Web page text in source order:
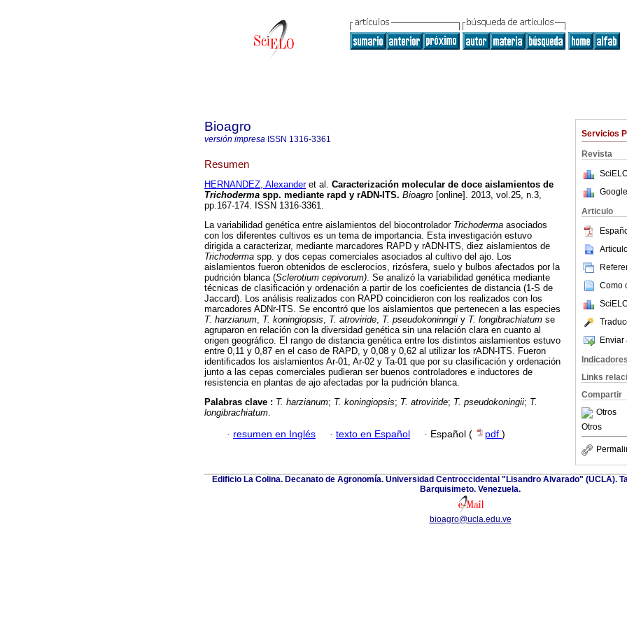
Servicios
Revista
Articulo
Como
Enviar
Links
Compartir
Otros
Otros
Bioagro
versión impresa ISSN 1316-3361
Resumen
HERNANDEZ, Alexanderet al. Caracterización molecular de doce aislamientos de
Trichoderma spp. mediante rapd y rADN-ITS. Bioagro [online]. 2013, vol.25, n.3,
pp.167-174. ISSN 1316-3361.
La variabilidad genética entre aislamientos del biocontrolador Trichoderma asociados
con los diferentes cultivos es un tema de importancia. Esta investigación estuvo
dirigida a caracterizar, mediante marcadores RAPD y rADN-ITS, diez aislamientos de
Trichoderma spp. y dos cepas comerciales asociados al cultivo del ajo. Los
aislamientos fueron obtenidos de esclerocios, rizósfera, suelo y bulbos afectados por la
pudrición blanca (Sclerotium cepivorum). Se analizó la variabilidad genética mediante
técnicas de clasificación y ordenación a partir de los coeficientes de distancia (1-S de
Jaccard). Los análisis realizados con RAPD coincidieron con los realizados con los
marcadores ADNr-ITS. Se encontró que los aislamientos que pertenecen a las especies
T. harzianum, T. koningiopsis, T. atroviride, T. pseudokoninngii y T. longibrachiatum se
agruparon en relación con la diversidad genética sin una relación clara en cuanto al
origen geográfico. El rango de distancia genética entre los distintos aislamientos estuvo
entre 0,11 y 0,87 en el caso de RAPD, y 0,08 y 0,62 al utilizar los rADN-ITS. Fueron
identificados los aislamientos Ar-01, Ar-02 y Ta-01 que por su clasificación y ordenación
junto a las cepas comerciales pudieran ser buenos controladores e inductores de
resistencia en plantas de ajo afectadas por la pudrición blanca.
Palabras clave : T. harzianum; T. koningiopsis; T. atroviride; T. pseudokoningii; T.
longibrachiatum.
· resumen en Inglés · texto en Español · Español ( pdf )
Edificio La Colina. Decanato de Agronomía. Universidad Centroccidental "Lisandro Alvarado" (UCLA).
Barquisimeto. Venezuela.
bioagro@ucla.edu.ve